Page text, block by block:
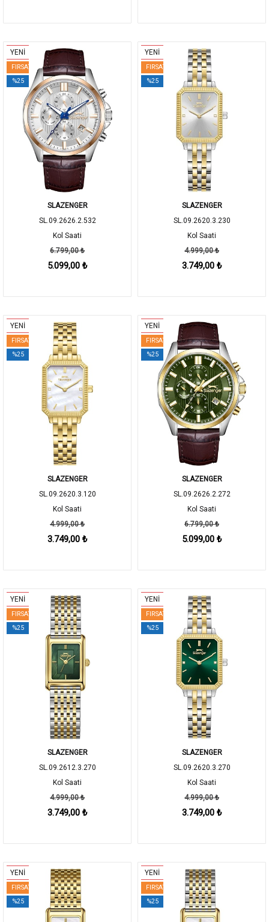
YENİ
FIRSAT
%25
SLAZENGER
SL.09.2626.2.532
Kol Saati
6.799,00 ₺
5.099,00 ₺
YENİ
FIRSAT
%25
SLAZENGER
SL.09.2620.3.230
Kol Saati
4.999,00 ₺
3.749,00 ₺
YENİ
FIRSAT
%25
SLAZENGER
SL.09.2620.3.120
Kol Saati
4.999,00 ₺
3.749,00 ₺
YENİ
FIRSAT
%25
SLAZENGER
SL.09.2626.2.272
Kol Saati
6.799,00 ₺
5.099,00 ₺
YENİ
FIRSAT
%25
SLAZENGER
SL.09.2612.3.270
Kol Saati
4.999,00 ₺
3.749,00 ₺
YENİ
FIRSAT
%25
SLAZENGER
SL.09.2620.3.270
Kol Saati
4.999,00 ₺
3.749,00 ₺
YENİ
FIRSAT
%25
YENİ
FIRSAT
%25